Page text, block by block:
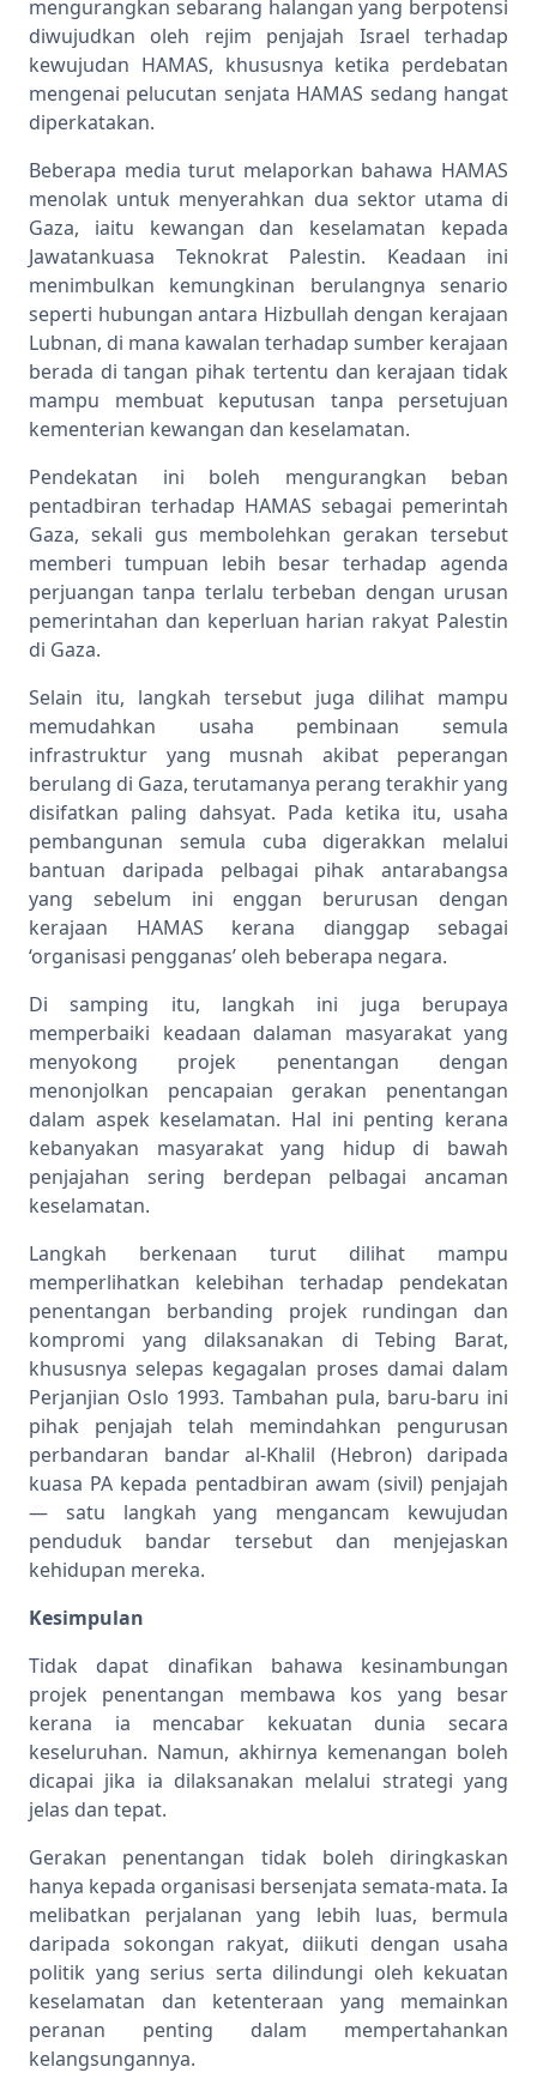
mengurangkan sebarang halangan yang berpotensi
diwujudkan oleh rejim penjajah Israel terhadap
kewujudan HAMAS, khususnya ketika perdebatan
mengenai pelucutan senjata HAMAS sedang hangat
diperkatakan.
Beberapa media turut melaporkan bahawa HAMAS
menolak untuk menyerahkan dua sektor utama di
Gaza, iaitu kewangan dan keselamatan kepada
Jawatankuasa Teknokrat Palestin. Keadaan ini
menimbulkan kemungkinan berulangnya senario
seperti hubungan antara Hizbullah dengan kerajaan
Lubnan, di mana kawalan terhadap sumber kerajaan
berada di tangan pihak tertentu dan kerajaan tidak
mampu membuat keputusan tanpa persetujuan
kementerian kewangan dan keselamatan.
Pendekatan ini boleh mengurangkan beban
pentadbiran terhadap HAMAS sebagai pemerintah
Gaza, sekali gus membolehkan gerakan tersebut
memberi tumpuan lebih besar terhadap agenda
perjuangan tanpa terlalu terbeban dengan urusan
pemerintahan dan keperluan harian rakyat Palestin
di Gaza.
Selain itu, langkah tersebut juga dilihat mampu
memudahkan usaha pembinaan semula
infrastruktur yang musnah akibat peperangan
berulang di Gaza, terutamanya perang terakhir yang
disifatkan paling dahsyat. Pada ketika itu, usaha
pembangunan semula cuba digerakkan melalui
bantuan daripada pelbagai pihak antarabangsa
yang sebelum ini enggan berurusan dengan
kerajaan HAMAS kerana dianggap sebagai
‘organisasi pengganas’ oleh beberapa negara.
Di samping itu, langkah ini juga berupaya
memperbaiki keadaan dalaman masyarakat yang
menyokong projek penentangan dengan
menonjolkan pencapaian gerakan penentangan
dalam aspek keselamatan. Hal ini penting kerana
kebanyakan masyarakat yang hidup di bawah
penjajahan sering berdepan pelbagai ancaman
keselamatan.
Langkah berkenaan turut dilihat mampu
memperlihatkan kelebihan terhadap pendekatan
penentangan berbanding projek rundingan dan
kompromi yang dilaksanakan di Tebing Barat,
khususnya selepas kegagalan proses damai dalam
Perjanjian Oslo 1993. Tambahan pula, baru-baru ini
pihak penjajah telah memindahkan pengurusan
perbandaran bandar al-Khalil (Hebron) daripada
kuasa PA kepada pentadbiran awam (sivil) penjajah
— satu langkah yang mengancam kewujudan
penduduk bandar tersebut dan menjejaskan
kehidupan mereka.
Kesimpulan
Tidak dapat dinafikan bahawa kesinambungan
projek penentangan membawa kos yang besar
kerana ia mencabar kekuatan dunia secara
keseluruhan. Namun, akhirnya kemenangan boleh
dicapai jika ia dilaksanakan melalui strategi yang
jelas dan tepat.
Gerakan penentangan tidak boleh diringkaskan
hanya kepada organisasi bersenjata semata-mata. Ia
melibatkan perjalanan yang lebih luas, bermula
daripada sokongan rakyat, diikuti dengan usaha
politik yang serius serta dilindungi oleh kekuatan
keselamatan dan ketenteraan yang memainkan
peranan penting dalam mempertahankan
kelangsungannya.